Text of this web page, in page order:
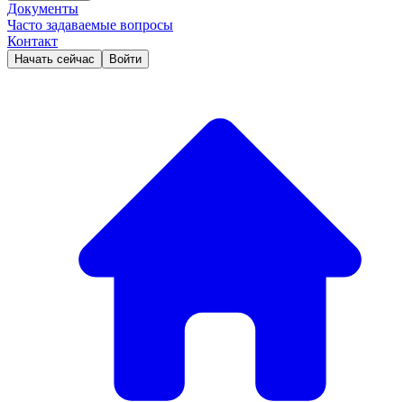
Документы
Часто задаваемые вопросы
Контакт
Начать сейчас Войти